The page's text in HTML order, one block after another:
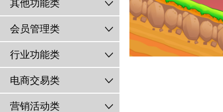
其他功能类
会员管理类
行业功能类
电商交易类
营销活动类